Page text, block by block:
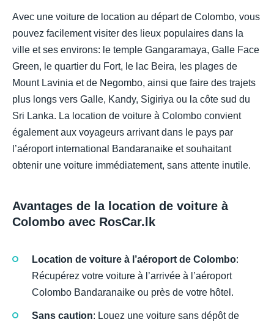
Avec une voiture de location au départ de Colombo, vous
pouvez facilement visiter des lieux populaires dans la
ville et ses environs: le temple Gangaramaya, Galle Face
Green, le quartier du Fort, le lac Beira, les plages de
Mount Lavinia et de Negombo, ainsi que faire des trajets
plus longs vers Galle, Kandy, Sigiriya ou la côte sud du
Sri Lanka. La location de voiture à Colombo convient
également aux voyageurs arrivant dans le pays par
l’aéroport international Bandaranaike et souhaitant
obtenir une voiture immédiatement, sans attente inutile.
Avantages de la location de voiture à
Colombo avec RosCar.lk
Location de voiture à l’aéroport de Colombo:
Récupérez votre voiture à l’arrivée à l’aéroport
Colombo Bandaranaike ou près de votre hôtel.
Sans caution: Louez une voiture sans dépôt de